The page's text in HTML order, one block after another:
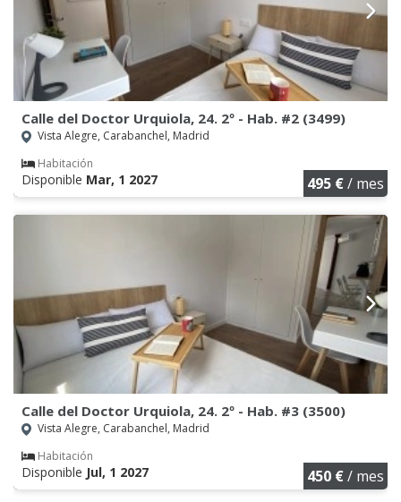
Calle del Doctor Urquiola, 24. 2º - Hab. #2 (3499)
Vista Alegre, Carabanchel, Madrid
Habitación
Disponible Mar, 1 2027 495 €/ mes
Calle del Doctor Urquiola, 24. 2º - Hab. #3 (3500)
Vista Alegre, Carabanchel, Madrid
Habitación
Disponible Jul, 1 2027 450 €/ mes